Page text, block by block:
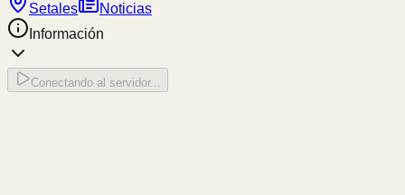
Setales
Noticias
Información
Conectando al servidor...